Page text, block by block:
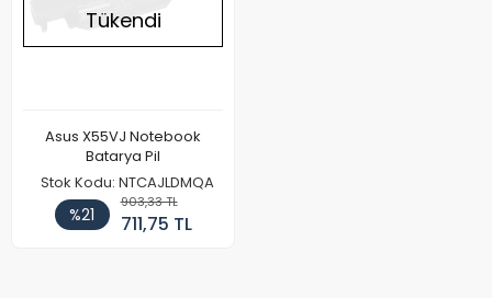
Tükendi
Asus X55VJ Notebook
Batarya Pil
Stok Kodu: NTCAJLDMQA
%21
903,33 TL
711,75 TL